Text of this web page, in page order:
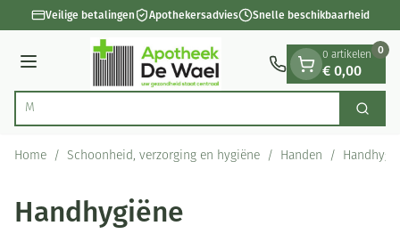
Ga naar de inhoud
1 van 1Veilige betalingen Apothekersadvies Snelle beschikbaarheid
Menu
Product, merk, categorie...
Vi Zoek
0 artikelen
€ 0,00
0
Home / Schoonheid, verzorging en hygiëne / Handen /
Handhygiëne